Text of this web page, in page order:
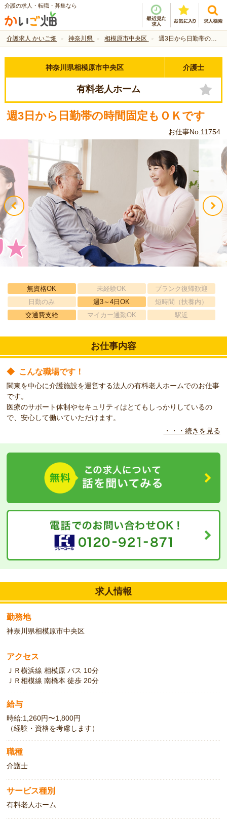
介護の求人・転職・募集なら
介護求人 かいご畑 神奈川県 相模原市中央区 週3日から日勤帯の時間固定もＯＫです
神奈川県相模原市中央区 介護士
有料老人ホーム
週3日から日勤帯の時間固定もＯＫです
お仕事No.11754
無資格OK 未経験OK
ブランク復帰歓迎
日勤のみ
週3～4日OK
短時間（扶養内）
交通費支給
マイカー通勤OK 駅近
お仕事内容
◆ こんな職場です！
関東を中心に介護施設を運営する法人の有料老人ホームでのお仕事
です。
医療のサポート体制やセキュリティはとてもしっかりしているの
で、安心して働いていただけます。
ご希望の勤務ペースがありましたら、ご相談ください。同系列の施
設で弊社派遣スタッフの活躍実績があります。
・・・続きを見る
求人情報
勤務地
神奈川県相模原市中央区
アクセス
ＪＲ横浜線 相模原 バス 10分
ＪＲ相模線 南橋本 徒歩 20分
給与
時給:1,260円〜1,800円
（経験・資格を考慮します）
職種
介護士
サービス種別
有料老人ホーム